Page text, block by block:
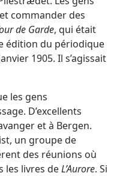
commander des
de Garde, qui était
édition du périodique
1905. Il s’agissait
les gens
D’excellents
et à Bergen.
un groupe de
des réunions où
les livres deL’Aurore. Si